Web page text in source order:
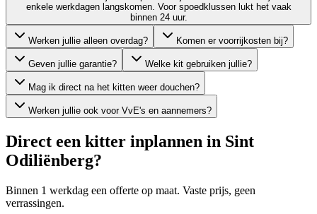
enkele werkdagen langskomen. Voor spoedklussen lukt het vaak
binnen 24 uur.
Werken jullie alleen overdag? Komen er voorrijkosten bij?
Geven jullie garantie? Welke kit gebruiken jullie?
Mag ik direct na het kitten weer douchen?
Werken jullie ook voor VvE's en aannemers?
Direct een kitter inplannen in Sint
Odiliënberg?
Binnen 1 werkdag een offerte op maat. Vaste prijs, geen
verrassingen.